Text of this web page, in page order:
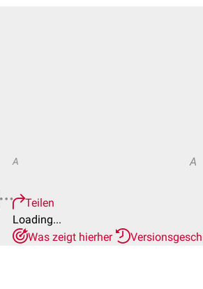
A A
Teilen
Loading...
Was zeigt hierher